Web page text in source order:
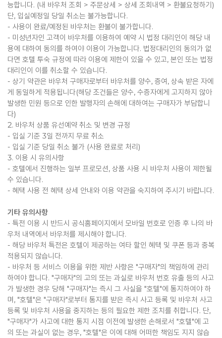
능합니다. (내 바우처 조회 > 주문상세 > 상세 조회내역 > 환불요청하기)
단, 입실예정일 당일 취소는 불가능합니다.
- 사용이 완료/예정된 바우처는 환불이 불가합니다.
- 미성년자인 고객이 바우처를 이용하여 예약 시 법정 대리인이 해당 내
용에 대하여 동의를 하여야 이용이 가능합니다. 법정대리인의 동의가 없
다면 호텔 투숙 규정에 따라 이용에 제한이 있을 수 있고, 본인 또는 법정
대리인이 이를 취소할 수 있습니다.
- 상기 약관은 바우처 구매자로부터 바우처를 양수, 증여, 상속 받은 자에
게 동일하게 적용됩니다(해당 조건들은 양수, 수증자에게 고지하지 않아
발생한 민원 등으로 인한 발행자의 손해에 대하여는 구매자가 부담합니
다)
2. 바우처 상품 유선예약 취소 및 변경 규정
- 입실 기준 3일 전까지 무료 취소
- 입실 기준 당일 취소 불가 (사용 완료로 처리)
3. 이용 시 유의사항
- 호텔에서 진행하는 일부 프로모션, 상품 사용 시 바우처 사용이 제한될
수 있습니다.
- 혜택 사용 전 혜택 상세 안내와 이용 약관을 숙지하여 주시기 바랍니다.
기타 유의사항
- 특전 이용 시 반드시 공식홈페이지에서 모바일 번호로 인증 후 나의 바
우처 내역에서 바우처를 제시해야 합니다.
- 해당 바우처 특전은 호텔이 제공하는 여타 할인 혜택 및 쿠폰 등과 중복
적용되지 않습니다.
- 바우처 등 서비스 이용을 위한 제반 사항은 "구매자"의 책임하에 관리
하여야 합니다. "구매자"의 고의 또는 과실로 바우처 번호 유출 등의 사고
가 발생한 경우 당해 "구매자"는 즉시 그 사실을 "호텔"에 통지하여야 하
며, "호텔"은 "구매자"로부터 통지를 받은 즉시 사고 등록 및 바우처 사고
등록 및 바우처 사용을 중지하는 등의 필요한 제한 조치를 취합니다. 단,
"구매자"가 사고에 대한 통지 시점 이전에 발생한 손해로서 "호텔"에 고
의 또는 과실이 없는 경우, "호텔"은 이에 대해 어떠한 책임도 지지 않습